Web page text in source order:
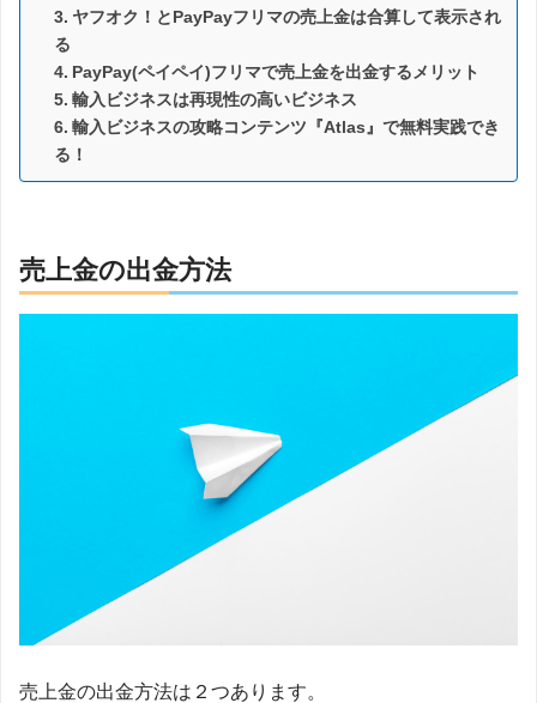
ヤフオク！とPayPayフリマの売上金は合算して表示され
る
PayPay(ペイペイ)フリマで売上金を出金するメリット
輸入ビジネスは再現性の高いビジネス
輸入ビジネスの攻略コンテンツ『Atlas』で無料実践でき
る！
売上金の出金方法
売上金の出金方法は２つあります。